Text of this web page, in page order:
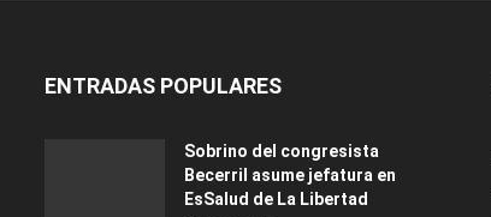
ENTRADAS POPULARES
Sobrino del congresista
Becerril asume jefatura en
EsSalud de La Libertad